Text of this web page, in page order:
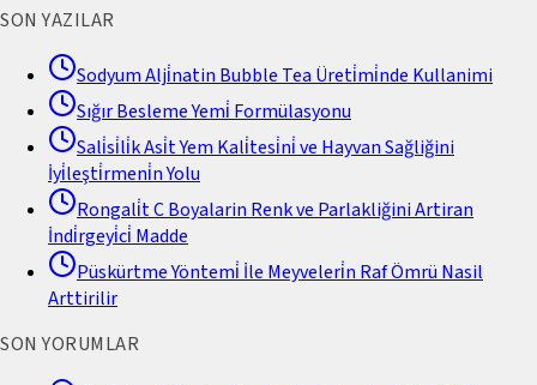
SON YAZILAR
Sodyum Alji̇natin Bubble Tea Üreti̇mi̇nde Kullanimi
Sığır Besleme Yemi̇ Formülasyonu
Sali̇si̇li̇k Asi̇t Yem Kali̇tesi̇ni̇ ve Hayvan Sağliğini
İyi̇leşti̇rmeni̇n Yolu
Rongali̇t C Boyalarin Renk ve Parlakliğini Artiran
İndi̇rgeyi̇ci̇ Madde
Püskürtme Yöntemi̇ İle Meyveleri̇n Raf Ömrü Nasil
Arttirilir
SON YORUMLAR